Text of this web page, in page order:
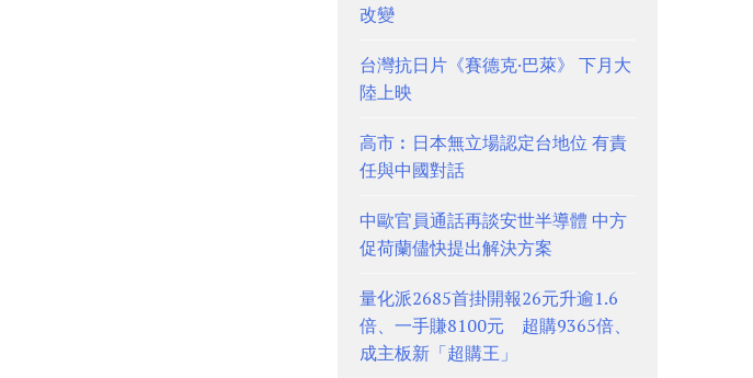
改變
台灣抗日片《賽德克·巴萊》 下月大
陸上映
高市︰日本無立場認定台地位 有責
任與中國對話
中歐官員通話再談安世半導體 中方
促荷蘭儘快提出解決方案
量化派2685首掛開報26元升逾1.6
倍、一手賺8100元 超購9365倍、
成主板新「超購王」